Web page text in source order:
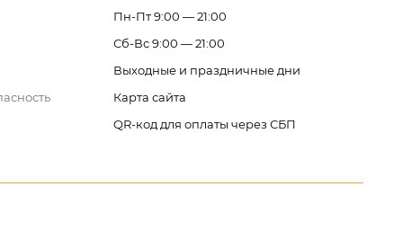
Пн-Пт 9:00 — 21:00
Сб-Вс 9:00 — 21:00
Выходные и праздничные дни
Карта сайта
QR-код для оплаты через СБП